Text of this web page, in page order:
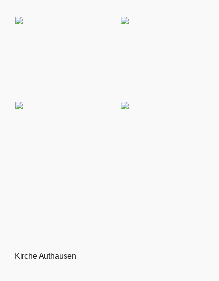
Kirche Authausen